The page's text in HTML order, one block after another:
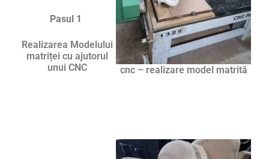
cnc – realizare model matrită
Pasul 1
Realizarea Modelului
matriței cu ajutorul
unui CNC